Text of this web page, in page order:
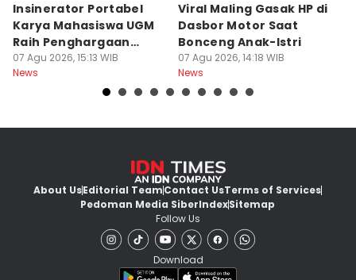
Insinerator Portabel
Karya Mahasiswa UGM
Raih Penghargaan
Internasional
07 Agu 2026, 15:13 WIB
News
Viral Maling Gasak HP di
Dasbor Motor Saat
Bonceng Anak-Istri
07 Agu 2026, 14:18 WIB
News
About UsEditorial TeamContact UsTerms of Services
Pedoman Media SiberIndexSitemap
Follow Us
Download